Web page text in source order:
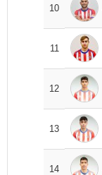
10
11
12
13
14